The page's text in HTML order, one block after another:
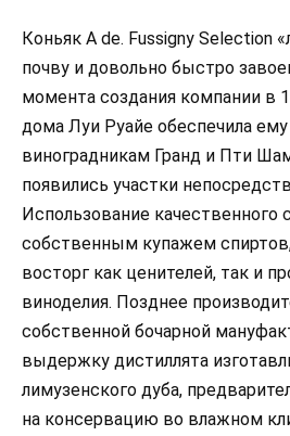
Коньяк A de. Fussigny Selection
почву и довольно быстро
момента создания компании в
дома Луи Руайе обеспечила
виноградникам Гранд и Пти
появились участки
Использование качественного
собственным купажем
восторг как ценителей, так и
виноделия. Позднее
собственной бочарной
выдержку дистиллята
лимузенского дуба,
на консервацию во влажном